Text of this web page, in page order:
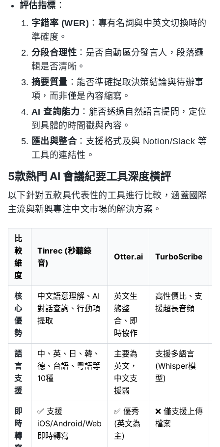
評估指標 ：
字錯率 (WER) ：專有名詞與中英文切換時的
準確度。
分段合理性 ：是否自動區分發言人，段落邏
輯是否清晰。
摘要質量 ：能否準確提取決策結論與待辦事
項，而非僅是內容縮寫。
AI 查詢能力 ：能否透過自然語言提問，定位
到具體的時間戳與內容。
匯出與整合：支援格式及與 Notion/Slack 等
工具的連結性。
5款熱門 AI 會議紀要工具深度橫評
以下針對五款具代表性的工具進行比較，涵蓋國際
主流與新興專注中文市場的解決方案。
比
較
維
度
Tinrec (秒聽錄
音)
Otter.ai TurboScribe
核
心
優
勢
中文語意理解、AI
對話查詢、行動項
提取
英文生
態整
合、即
時協作
高性價比、支
援超長音頻
語
言
支
援
中、英、日、韓、
德、台語、粵語等
10種
主要為
英文，
中文支
援弱
支援多語言
(Whisper模
型)
即
時
轉
✅ 支援
iOS/Android/Web
即時轉寫
✅ 優秀
(英文為
主)
❌ 僅支援上傳
檔案